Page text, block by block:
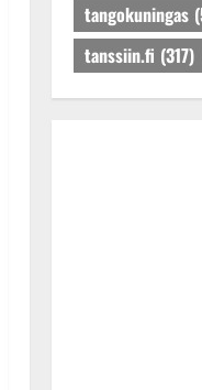
tangokuningas
tanssiin.fi (317)